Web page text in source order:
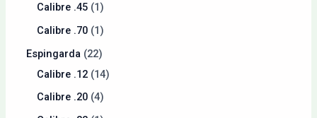
Calibre .45 1
Calibre .70 1
Espingarda
22
Calibre .12 14
Calibre .20 4